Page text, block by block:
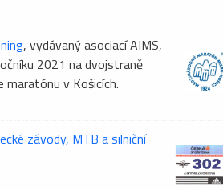
, vydávaný asociací AIMS,
2021 na dvojstraně
v Košicích.
závody, MTB a silniční